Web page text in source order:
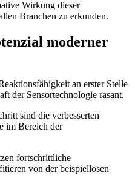
Wirkung dieser
Branchen zu erkunden.
moderner
an erster Stelle
der Sensortechnologie rasant.
sind die verbesserten
im Bereich der
fortschrittliche
von der beispiellosen